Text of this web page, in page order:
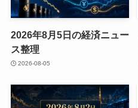
2026年8月5日の経済ニュー
ス整理
2026-08-05